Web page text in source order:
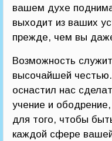
вашем духе
выходит из ваших
прежде, чем вы
Возможность
высочайшей
оснастил нас
учение и
для того, чтобы
каждой сфере